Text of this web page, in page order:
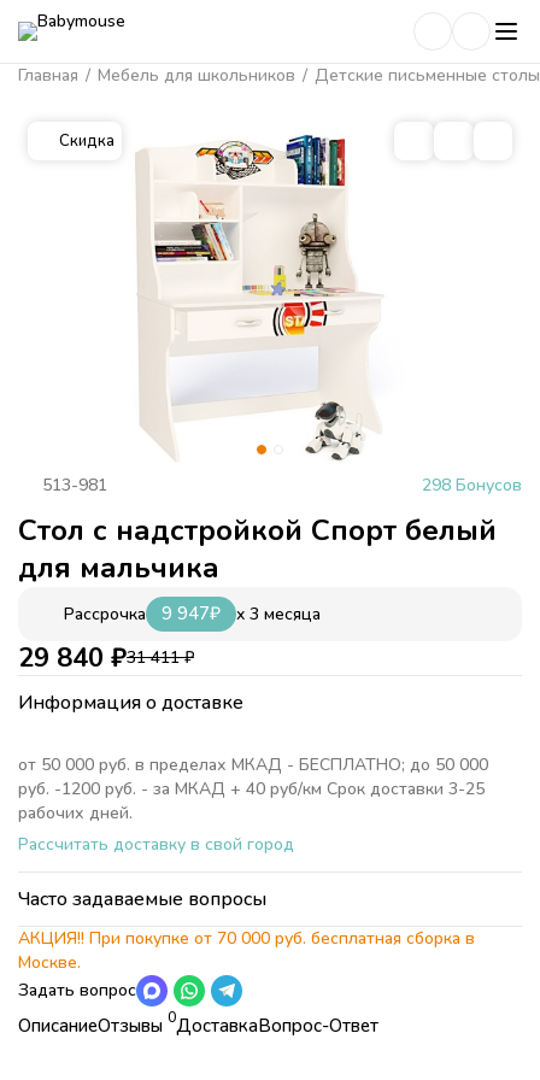
Главная / Мебель для школьников / Детские письменные столы
Скидка
ОписаниеОтзывы 0ДоставкаВопрос-Ответ
513-981 298 Бонусов
Стол с надстройкой Спорт белый
для мальчика
Рассрочка 9 947₽ x 3 месяца
29 840 ₽31 411₽
Информация о доставке
от 50 000 руб. в пределах МКАД - БЕСПЛАТНО; до 50 000
руб. -1200 руб. - за МКАД + 40 руб/км Срок доставки 3-25
рабочих дней.
Рассчитать доставку в свой город
Часто задаваемые вопросы
АКЦИЯ!! При покупке от 70 000 руб. бесплатная сборка в
Москве.
Задать вопрос